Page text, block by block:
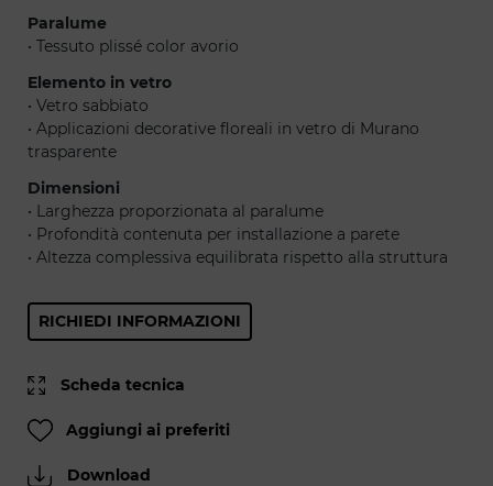
Paralume
• Tessuto plissé color avorio
Elemento in vetro
• Vetro sabbiato
• Applicazioni decorative floreali in vetro di Murano
trasparente
Dimensioni
• Larghezza proporzionata al paralume
• Profondità contenuta per installazione a parete
• Altezza complessiva equilibrata rispetto alla struttura
RICHIEDI INFORMAZIONI
Scheda tecnica
Aggiungi ai preferiti
Download